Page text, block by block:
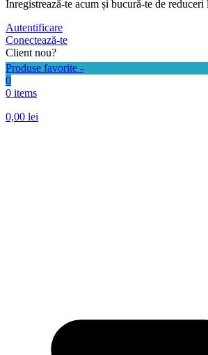
Autentificare
Produse favorite -
0
0 items
0,00 lei